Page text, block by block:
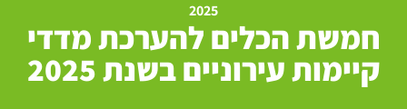
2025
חמשת הכלים להערכת מדדי
קיימות עירוניים בשנת 2025